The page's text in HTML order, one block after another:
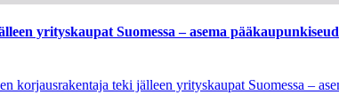
yrityskaupat Suomessa – asema
korjausrakentaja teki jälleen yrityskaupat Suomessa –